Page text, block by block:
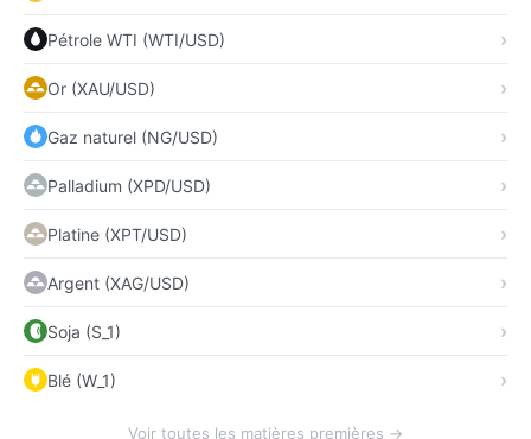
Pétrole WTI (WTI/USD)
Or (XAU/USD)
Gaz naturel (NG/USD)
Palladium (XPD/USD)
Platine (XPT/USD)
Argent (XAG/USD)
Soja (S_1)
Blé (W_1)
Voir toutes les matières premières →